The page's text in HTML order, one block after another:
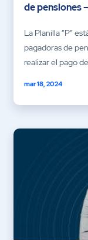
de pensiones
La Planilla “P”
pagadoras de
realizar el pago de
mar 18, 2024